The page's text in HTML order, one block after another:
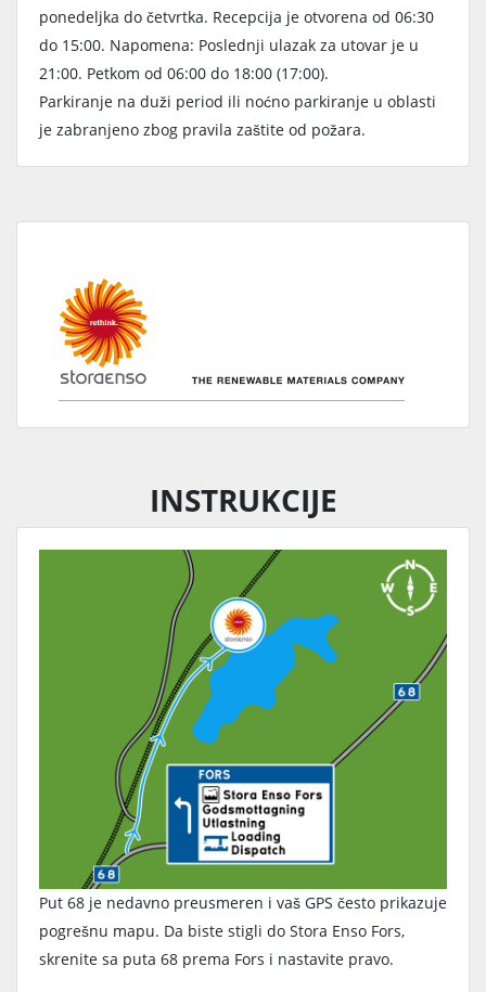
ponedeljka do četvrtka. Recepcija je otvorena od 06:30
do 15:00. Napomena: Poslednji ulazak za utovar je u
21:00. Petkom od 06:00 do 18:00 (17:00).
Parkiranje na duži period ili noćno parkiranje u oblasti
je zabranjeno zbog pravila zaštite od požara.
INSTRUKCIJE
Put 68 je nedavno preusmeren i vaš GPS često prikazuje
pogrešnu mapu. Da biste stigli do Stora Enso Fors,
skrenite sa puta 68 prema Fors i nastavite pravo.